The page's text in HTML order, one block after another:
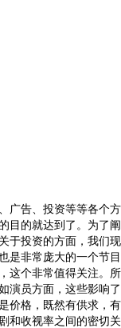
广告、投资等等各个
目的就达到了。为了
于投资的方面，我们
是非常庞大的一个节
这个非常值得关注。
员方面，这些影响了
价格，既然有供求，
和收视率之间的密切